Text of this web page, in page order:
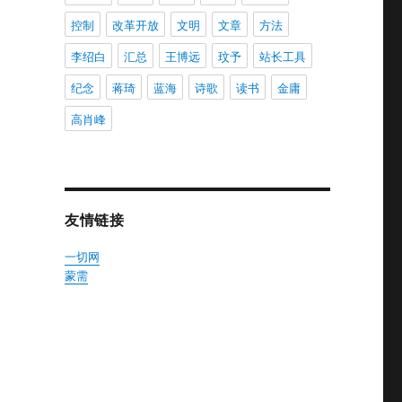
控制
改革开放 文明 文章
方法
李绍白
汇总 王博远 玟予
站长工具
纪念
蒋琦 蓝海 诗歌 读书
金庸
高肖峰
友情链接
一切网
蒙需